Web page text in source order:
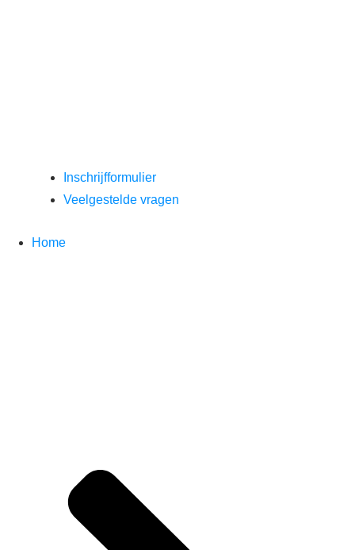
Inschrijfformulier
Veelgestelde vragen
Home